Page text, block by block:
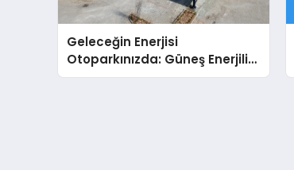
Geleceğin Enerjisi
Otoparkınızda: Güneş Enerjili
Carport (Solar Otopark)